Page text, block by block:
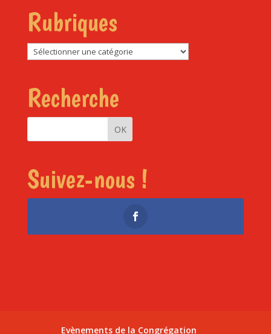
Rubriques
Rubriques
Recherche
Suivez-nous !
Evènements de la Congrégation